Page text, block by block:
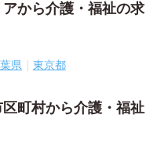
から介護・福祉の求
県 東京都
町村から介護・福祉